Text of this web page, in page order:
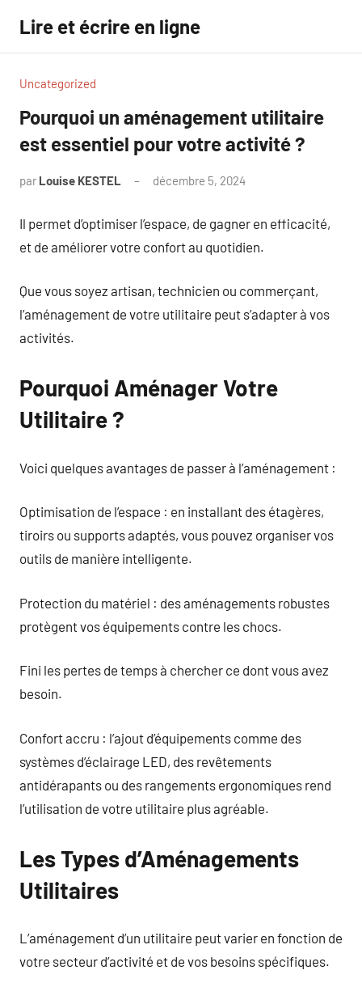
contenu
Lire et écrire en ligne
Uncategorized
Pourquoi un aménagement utilitaire
est essentiel pour votre activité ?
par Louise KESTEL décembre 5, 2024
Il permet d’optimiser l’espace, de gagner en efficacité,
et de améliorer votre confort au quotidien.
Que vous soyez artisan, technicien ou commerçant,
l’aménagement de votre utilitaire peut s’adapter à vos
activités.
Pourquoi Aménager Votre
Utilitaire ?
Voici quelques avantages de passer à l’aménagement :
Optimisation de l’espace : en installant des étagères,
tiroirs ou supports adaptés, vous pouvez organiser vos
outils de manière intelligente.
Protection du matériel : des aménagements robustes
protègent vos équipements contre les chocs.
Fini les pertes de temps à chercher ce dont vous avez
besoin.
Confort accru : l’ajout d’équipements comme des
systèmes d’éclairage LED, des revêtements
antidérapants ou des rangements ergonomiques rend
l’utilisation de votre utilitaire plus agréable.
Les Types d’Aménagements
Utilitaires
L’aménagement d’un utilitaire peut varier en fonction de
votre secteur d’activité et de vos besoins spécifiques.